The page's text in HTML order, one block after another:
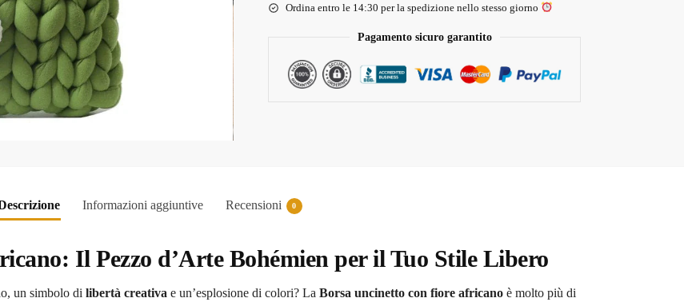
Ordina entro le 14:30 per la spedizione nello stesso giorno
Pagamento sicuro garantito
Informazioni aggiuntive Recensioni 0
Il Pezzo d’Arte Bohémien per il Tuo Stile Libero
un simbolo di libertà creativa e un’esplosione di colori? La Borsa uncinetto con fiore africanoè molto più di